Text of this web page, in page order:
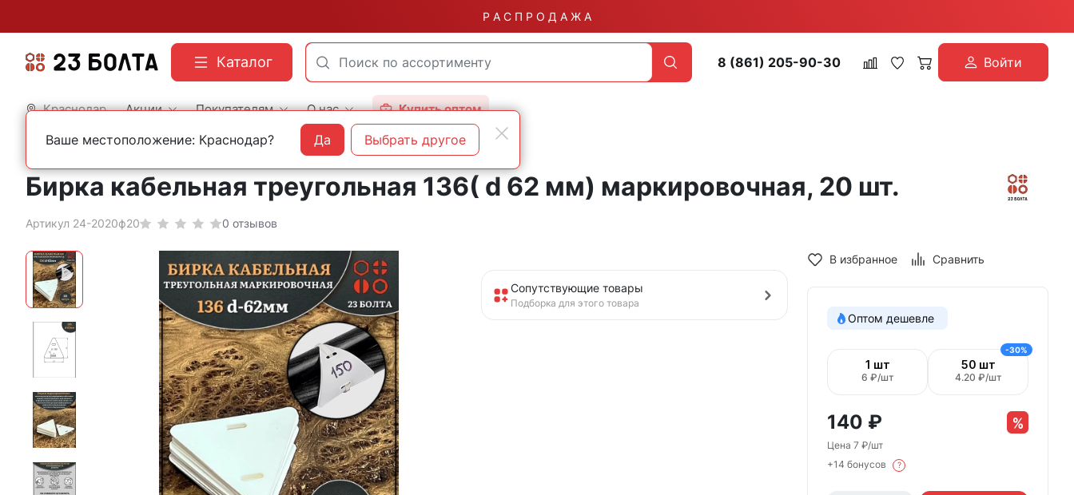
Р А С П Р О Д А Ж А
Каталог 8 (861) 205-90-30 Войти
Краснодар Акции Покупателям О нас Купить оптом
Главная Фасованный крепеж Электроустановочный крепеж
Бирка кабельная треугольная 136( d 62 мм) маркировочная, 20 шт.
Артикул 24-2020ф20 0 отзывов
Сопутствующие товары
Подборка для этого товара
В избранное Сравнить
Оптом дешевле
1 шт
6 ₽/шт
-30%
50 шт
4.20 ₽/шт
140 ₽
Цена 7 ₽/шт
+14 бонусов
?
Ваше местоположение: Краснодар? Да Выбрать другое